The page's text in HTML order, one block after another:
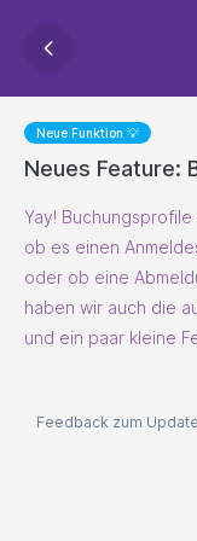
Neue Funktion 💡
Neues Feature:
Yay!
ob es einen
oder ob eine
haben wir auch die
und ein paar kleine
Feedback zum